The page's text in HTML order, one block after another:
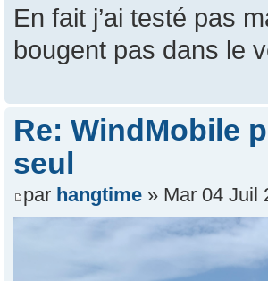
En fait j’ai testé pas
bougent pas dans le
Re: WindMobile
seul
par hangtime » Mar 04 Juil